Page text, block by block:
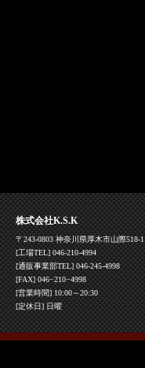
株式会社K.S.K
〒243-0803 神奈川県厚木市山際518-1
[工場TEL] 046-210-4994
[通販事業部TEL] 046-245-4998
[FAX] 046−210−4998
[営業時間] 10:00～20:30
[定休日] 日曜